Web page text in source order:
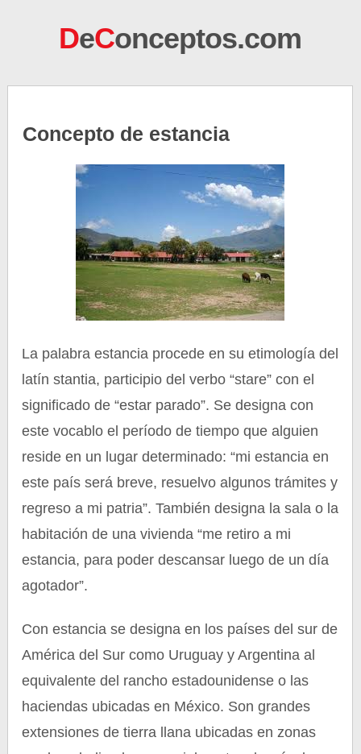
DeConceptos.com
Concepto de estancia
La palabra estancia procede en su etimología del
latín stantia, participio del verbo “stare” con el
significado de “estar parado”. Se designa con
este vocablo el período de tiempo que alguien
reside en un lugar determinado: “mi estancia en
este país será breve, resuelvo algunos trámites y
regreso a mi patria”. También designa la sala o la
habitación de una vivienda “me retiro a mi
estancia, para poder descansar luego de un día
agotador”.
Con estancia se designa en los países del sur de
América del Sur como Uruguay y Argentina al
equivalente del rancho estadounidense o las
haciendas ubicadas en México. Son grandes
extensiones de tierra llana ubicadas en zonas